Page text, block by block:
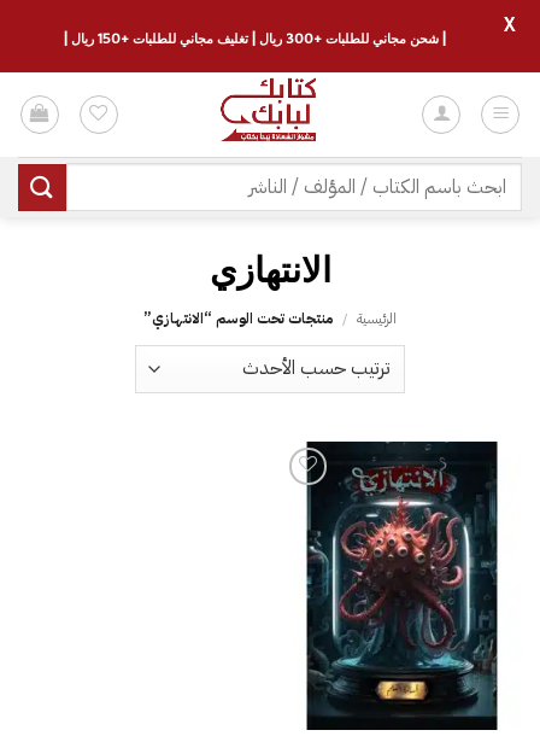
للمحتوى
البحث
عن:
الرئيسية / منتجات تحت الوسم “‎الانتهازي‎”
قائمة
الرغبات
| شحن مجاني للطلبات +300 ريال | تغليف مجاني للطلبات +150 ريال |
X